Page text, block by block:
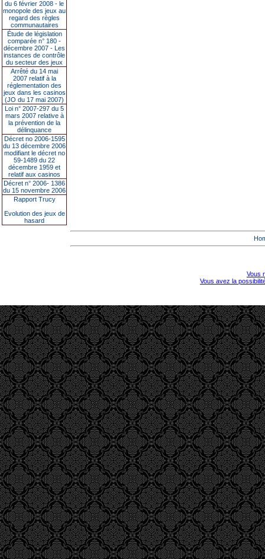
du 6 février 2008 - le
monopole des jeux au
regard des règles
communautaires
Étude de législation
comparée n° 180 -
décembre 2007 - Les
instances de contrôle
du secteur des jeux
Arrêté du 14 mai
2007 relatif à la
réglementation des
jeux dans les casinos
(JO du 17 mai 2007)
Loi n° 2007-297 du 5
mars 2007 relative à
la prévention de la
délinquance
Décret no 2006-1595
du 13 décembre 2006
modifiant le décret no
59-1489 du 22
décembre 1959 et
relatif aux casinos
Décret n° 2006- 1386
du 15 novembre 2006
Rapport Trucy
Evolution des jeux de
hasard
Vous
Vous avez la